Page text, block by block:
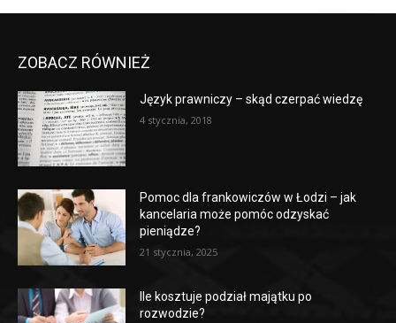
ZOBACZ RÓWNIEŻ
Język prawniczy – skąd czerpać wiedzę
4 stycznia, 2018
Pomoc dla frankowiczów w Łodzi – jak
kancelaria może pomóc odzyskać
pieniądze?
21 stycznia, 2025
Ile kosztuje podział majątku po
rozwodzie?